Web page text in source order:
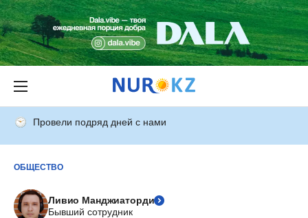
Провели подряд дней с нами
ОБЩЕСТВО
Ливио Манджиаторди
Бывший сотрудник